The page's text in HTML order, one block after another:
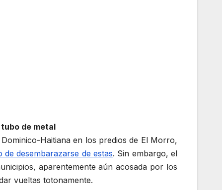
de metal
Haitiana en los predios de El Morro,
desembarazarse de estas. Sin embargo, el
aparentemente aún acosada por los
vueltas totonamente.